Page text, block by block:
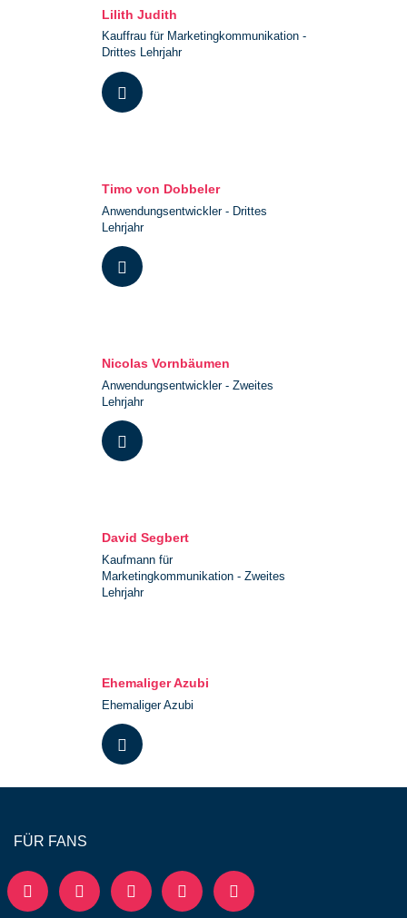
Lilith Judith
Kauffrau für Marketingkommunikation -
Drittes Lehrjahr
Timo von Dobbeler
Anwendungsentwickler - Drittes
Lehrjahr
Nicolas Vornbäumen
Anwendungsentwickler - Zweites
Lehrjahr
David Segbert
Kaufmann für
Marketingkommunikation - Zweites
Lehrjahr
Ehemaliger Azubi
Ehemaliger Azubi
FÜR FANS